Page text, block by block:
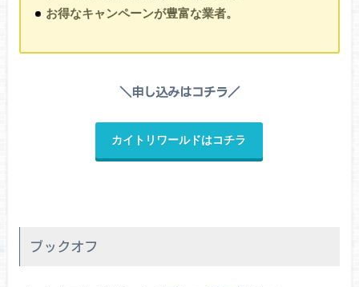
お得なキャンペーンが豊富な業者。
＼申し込みはコチラ／
カイトリワールドはコチラ
ブックオフ